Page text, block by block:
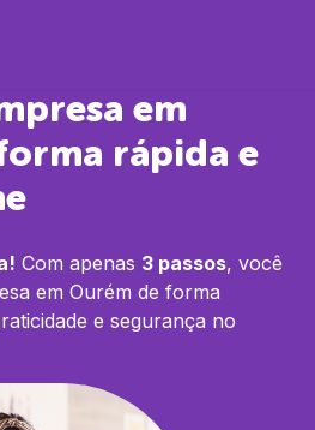
em
rápida e
Com apenas 3 passos, você
em Ourém de forma
e segurança no